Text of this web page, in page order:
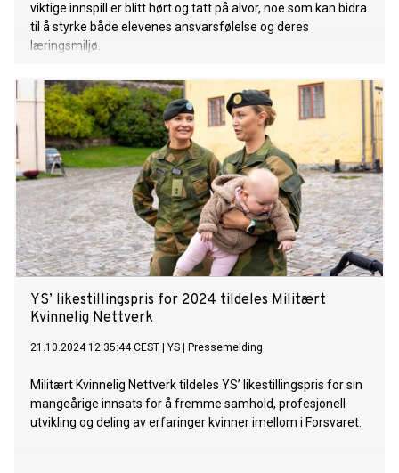
viktige innspill er blitt hørt og tatt på alvor, noe som kan bidra
til å styrke både elevenes ansvarsfølelse og deres
læringsmiljø.
YS’ likestillingspris for 2024 tildeles Militært
Kvinnelig Nettverk
21.10.2024 12:35:44 CEST YS Pressemelding
Militært Kvinnelig Nettverk tildeles YS’ likestillingspris for sin
mangeårige innsats for å fremme samhold, profesjonell
utvikling og deling av erfaringer kvinner imellom i Forsvaret.